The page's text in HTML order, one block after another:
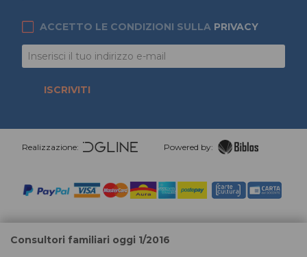
Consultori familiari oggi 1/2016
ACCETTO LE CONDIZIONI SULLA PRIVACY
ISCRIVITI
Realizzazione: Powered by: